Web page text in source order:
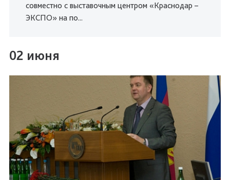
совместно с выставочным центром «Краснодар –
ЭКСПО» на по...
02 июня